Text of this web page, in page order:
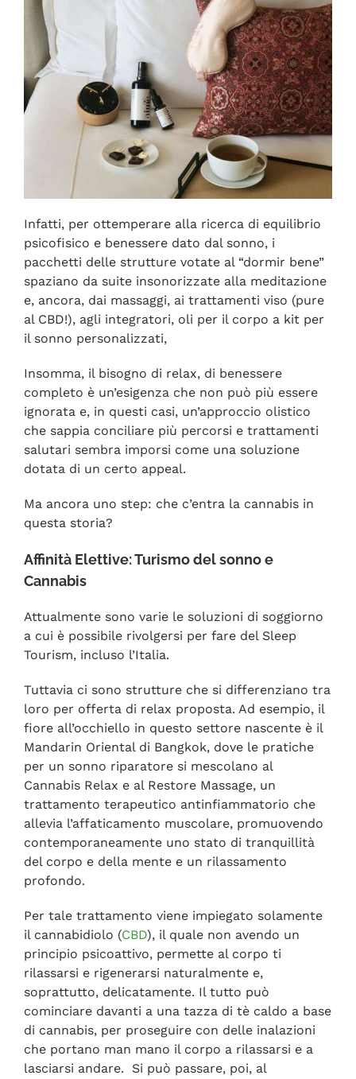
Infatti, per ottemperare alla ricerca di equilibrio
psicofisico e benessere dato dal sonno, i
pacchetti delle strutture votate al “dormir bene”
spaziano da suite insonorizzate alla meditazione
e, ancora, dai massaggi, ai trattamenti viso (pure
al CBD!), agli integratori, oli per il corpo a kit per
il sonno personalizzati,
Insomma, il bisogno di relax, di benessere
completo è un’esigenza che non può più essere
ignorata e, in questi casi, un’approccio olistico
che sappia conciliare più percorsi e trattamenti
salutari sembra imporsi come una soluzione
dotata di un certo appeal.
Ma ancora uno step: che c’entra la cannabis in
questa storia?
Affinità Elettive: Turismo del sonno e
Cannabis
Attualmente sono varie le soluzioni di soggiorno
a cui è possibile rivolgersi per fare del Sleep
Tourism, incluso l’Italia.
Tuttavia ci sono strutture che si differenziano tra
loro per offerta di relax proposta. Ad esempio, il
fiore all’occhiello in questo settore nascente è il
Mandarin Oriental di Bangkok, dove le pratiche
per un sonno riparatore si mescolano al
Cannabis Relax e al Restore Massage, un
trattamento terapeutico antinfiammatorio che
allevia l’affaticamento muscolare, promuovendo
contemporaneamente uno stato di tranquillità
del corpo e della mente e un rilassamento
profondo.
Per tale trattamento viene impiegato solamente
il cannabidiolo (CBD), il quale non avendo un
principio psicoattivo, permette al corpo ti
rilassarsi e rigenerarsi naturalmente e,
soprattutto, delicatamente. Il tutto può
cominciare davanti a una tazza di tè caldo a base
di cannabis, per proseguire con delle inalazioni
che portano man mano il corpo a rilassarsi e a
lasciarsi andare.
Si può passare, poi, al